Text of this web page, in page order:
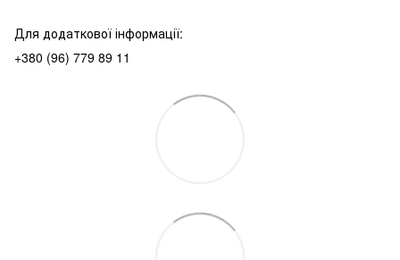
Для додаткової інформації:
+380 (96) 779 89 11